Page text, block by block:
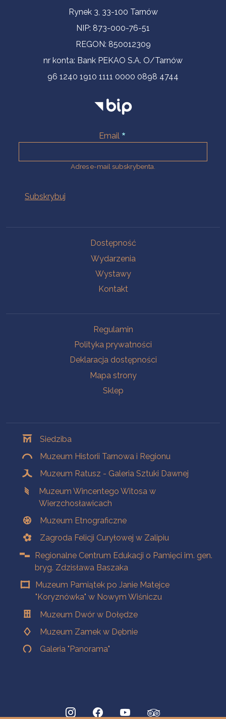
Informacje kontaktoweRynek 3, 33-100 Tarnów
NIP: 873-000-76-51
REGON: 850012309
nr konta: Bank PEKAO S.A. O/Tarnów
96 1240 1910 1111 0000 0898 4744
Email
Adres e-mail subskrybenta.
Dostępność
Wydarzenia
Wystawy
Kontakt
Regulamin
Polityka prywatności
Deklaracja dostępności
Mapa strony
Sklep
Siedziba
Muzeum Historii Tarnowa i Regionu
Muzeum Ratusz - Galeria Sztuki Dawnej
Muzeum Wincentego Witosa w
Wierzchosławicach
Muzeum Etnograficzne
Zagroda Felicji Curyłowej w Zalipiu
Regionalne Centrum Edukacji o Pamięci im. gen.
bryg. Zdzisława Baszaka
Muzeum Pamiątek po Janie Matejce
"Koryznówka" w Nowym Wiśniczu
Muzeum Dwór w Dołędze
Muzeum Zamek w Dębnie
Galeria "Panorama"